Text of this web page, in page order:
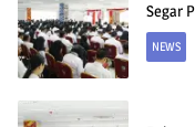
Segar
NEWS